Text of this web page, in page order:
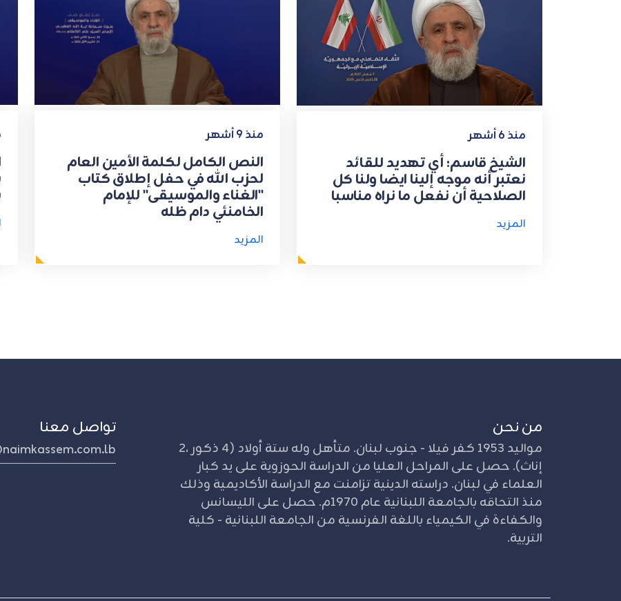
منذ 6 أشهر
الشيخ قاسم: أي تهديد للقائد
نعتبر أنه موجه إلينا ايضا ولنا كل
الصلاحية أن نفعل ما نراه مناسبا
المزيد
منذ 9 أشهر
النص الكامل لكلمة الأمين العام
لحزب الله في حفل إطلاق كتاب
"الغناء والموسيقى" للإمام
الخامنئي دام ظله
المزيد
من نحن
مواليد 1953 كفر فيلا - جنوب لبنان. متأهل وله ستة أولاد (4 ذكور ،2
إناث). حصل على المراحل العليا من الدراسة الحوزوية على يد كبار
العلماء في لبنان. دراسته الدينية تزامنت مع الدراسة الأكاديمية وذلك
منذ التحاقه بالجامعة اللبنانية عام 1970م. حصل على الليسانس
والكفاءة في الكيمياء باللغة الفرنسية من الجامعة اللبنانية - كلية
التربية.
تواصل معنا